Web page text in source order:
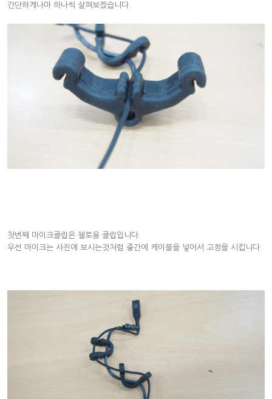
간단하게나마 하나씩 살펴보겠습니다.
첫번째 마이크클립은 첼로용 클립입니다.
우선 마이크는 사진에 보시는것처럼 중간에 케이블을 넣어서 고정을 시킵니다.